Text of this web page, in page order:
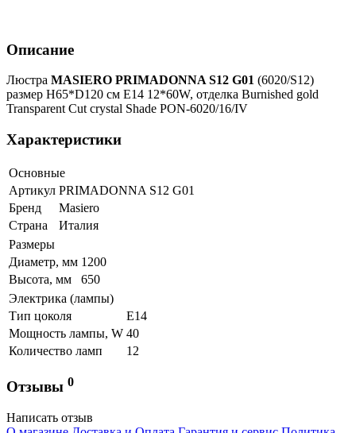
Описание
Люстра MASIERO PRIMADONNA S12 G01 (6020/S12)
размер H65*D120 см Е14 12*60W, отделка Burnished gold
Transparent Cut crystal Shade PON-6020/16/IV
Характеристики
Основные
Артикул PRIMADONNA S12 G01
Бренд
Masiero
Страна
Италия
Размеры
Диаметр, мм 1200
Высота, мм
650
Электрика (лампы)
Тип цоколя
Е14
Мощность лампы, W 40
Количество ламп
12
Отзывы 0
Написать отзыв